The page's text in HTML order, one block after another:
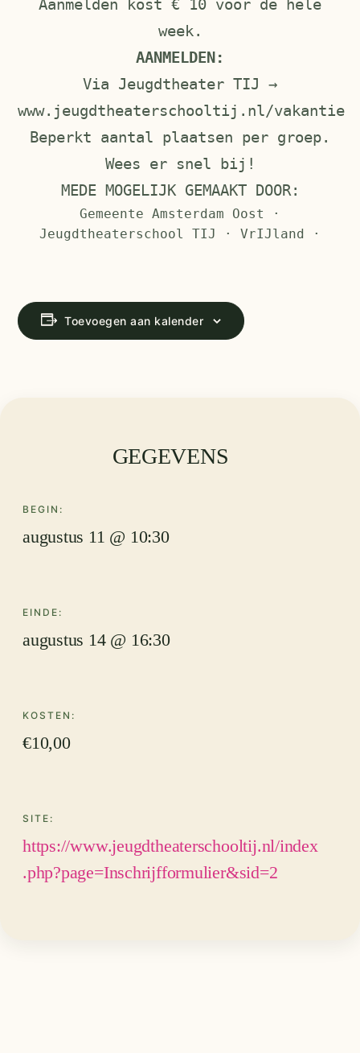
Aanmelden kost € 10 voor de hele
week.
AANMELDEN:
Via Jeugdtheater TIJ →
www.jeugdtheaterschooltij.nl/vakantie
Beperkt aantal plaatsen per groep.
Wees er snel bij!
MEDE MOGELIJK GEMAAKT DOOR:
Gemeente Amsterdam Oost ·
Jeugdtheaterschool TIJ · VrIJland ·
Toevoegen aan kalender
GEGEVENS
BEGIN:
augustus 11 @ 10:30
EINDE:
augustus 14 @ 16:30
KOSTEN:
€10,00
SITE:
https://www.jeugdtheaterschooltij.nl/index
.php?page=Inschrijfformulier&sid=2